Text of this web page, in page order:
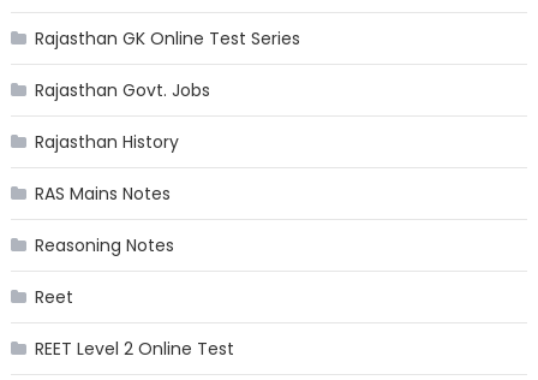
Rajasthan GK Online Test Series
Rajasthan Govt. Jobs
Rajasthan History
RAS Mains Notes
Reasoning Notes
Reet
REET Level 2 Online Test